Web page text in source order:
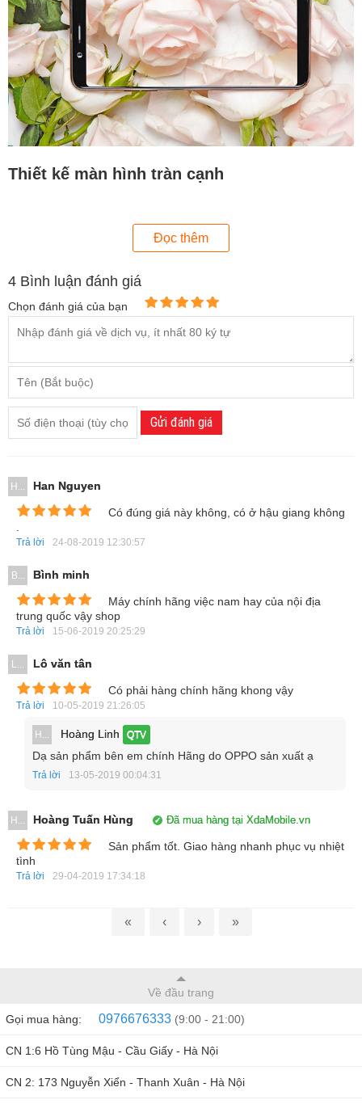
Thiết kế màn hình tràn cạnh
OPPO F5 là chiếc smartphone đầu tiên của OPPO theo xu
mỏng. Toàn bộ phím điều hướng đều được đưa vào màn
hình.
OPPO F5 sử dụng chất liệu vỏ nhựa giả kim với thiết kế
nguyên khối thời trang và cao cấp, đường cắt anten mới
chạy trên đỉnh, đáy máy.
trí xem phim, chơi game tuyệt vời hơn, độ phân giải đạt
Đọc thêm
4 Bình luận đánh giá
Chọn đánh giá của bạn
Gửi đánh giá
H... Han Nguyen
Có đúng giá này không, có ở hậu giang không
Trả lời 24-08-2019 12:30:57
B... Bình minh
Máy chính hãng việc nam hay của nội địa
trung quốc vậy shop
Trả lời 15-06-2019 20:25:29
L... Lô văn tân
Có phải hàng chính hãng khong vậy
Trả lời 10-05-2019 21:26:05
H... Hoàng Linh QTV
Dạ sản phẩm bên em chính Hãng do OPPO sản xuất ạ
Trả lời 13-05-2019 00:04:31
H... Hoàng Tuấn Hùng Đã mua hàng tại XdaMobile.vn
Sản phẩm tốt. Giao hàng nhanh phục vụ nhiệt
tình
Trả lời 29-04-2019 17:34:18
« ‹ › »
Về đầu trang
Gọi mua hàng: 0976676333 (9:00 - 21:00)
CN 1:6 Hồ Tùng Mậu - Cầu Giấy - Hà Nội
CN 2: 173 Nguyễn Xiển - Thanh Xuân - Hà Nội